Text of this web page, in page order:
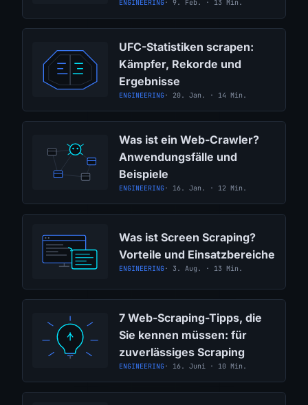
ENGINEERING· 9. Feb. · 13 Min.
UFC-Statistiken scrapen:
Kämpfer, Rekorde und
Ergebnisse
ENGINEERING· 20. Jan. · 14 Min.
Was ist ein Web-Crawler?
Anwendungsfälle und
Beispiele
ENGINEERING· 16. Jan. · 12 Min.
Was ist Screen Scraping?
Vorteile und Einsatzbereiche
ENGINEERING· 3. Aug. · 13 Min.
7 Web-Scraping-Tipps, die
Sie kennen müssen: für
zuverlässiges Scraping
ENGINEERING· 16. Juni · 10 Min.